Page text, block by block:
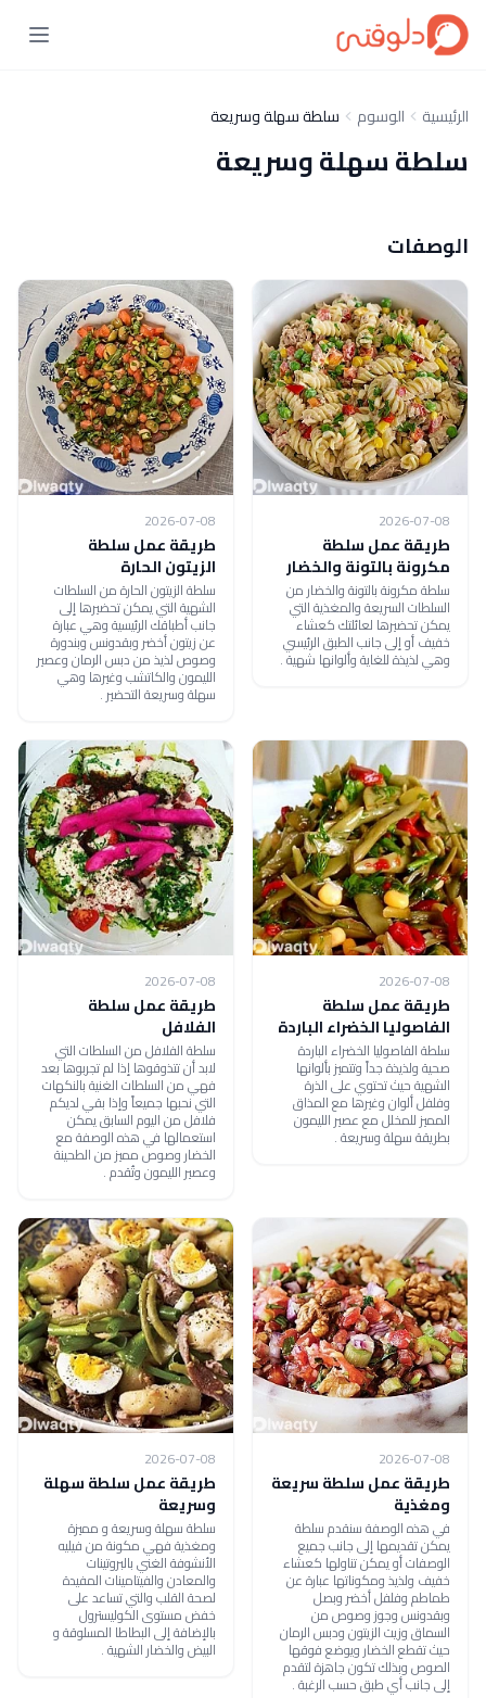
الرئيسية الوسوم سلطة سهلة وسريعة
سلطة سهلة وسريعة
الوصفات
2026-07-08
طريقة عمل سلطة
مكرونة بالتونة والخضار
سلطة مكرونة بالتونة والخضار من
السلطات السريعة والمغذية التي
يمكن تحضيرها لعائلتك كعشاء
خفيف أو إلى جانب الطبق الرئيسي
وهي لذيذة للغاية وألوانها شهية .
2026-07-08
طريقة عمل سلطة
الزيتون الحارة
سلطة الزيتون الحارة من السلطات
الشهية التي يمكن تحضيرها إلى
جانب أطباقك الرئيسية وهي عبارة
عن زيتون أخضر وبقدونس وبندورة
وصوص لذيذ من دبس الرمان وعصير
الليمون والكاتشب وغيرها وهي
سهلة وسريعة التحضير .
2026-07-08
طريقة عمل سلطة
الفاصوليا الخضراء الباردة
سلطة الفاصوليا الخضراء الباردة
صحية ولذيذة جداً وتتميز بألوانها
الشهية حيث تحتوي على الذرة
وفلفل ألوان وغيرها مع المذاق
المميز للمخلل مع عصير الليمون
بطريقة سهلة وسريعة .
2026-07-08
طريقة عمل سلطة
الفلافل
سلطة الفلافل من السلطات التي
لابد أن تتذوقوها إذا لم تجربوها بعد
فهي من السلطات الغنية بالنكهات
التي نحبها جميعاً وإذا بقي لديكم
فلافل من اليوم السابق يمكن
استعمالها في هذه الوصفة مع
الخضار وصوص مميز من الطحينة
وعصير الليمون وتُقدم .
2026-07-08
طريقة عمل سلطة سريعة
ومغذية
في هذه الوصفة سنقدم سلطة
يمكن تقديمها إلى جانب جميع
الوصفات أو يمكن تناولها كعشاء
خفيف ولذيذ ومكوناتها عبارة عن
طماطم وفلفل أخضر وبصل
وبقدونس وجوز وصوص من
السماق وزيت الزيتون ودبس الرمان
حيث تقطع الخضار ويوضع فوقها
الصوص وبذلك تكون جاهزة لتقدم
إلى جانب أي طبق حسب الرغبة .
2026-07-08
طريقة عمل سلطة سهلة
وسريعة
سلطة سهلة وسريعة و مميزة
ومغذية فهي مكونة من فيليه
الأنشوفة الغني بالبروتينات
والمعادن والفيتامينات المفيدة
لصحة القلب والتي تساعد على
خفض مستوى الكوليسترول
بالإضافة إلى البطاطا المسلوقة و
البيض والخضار الشهية .